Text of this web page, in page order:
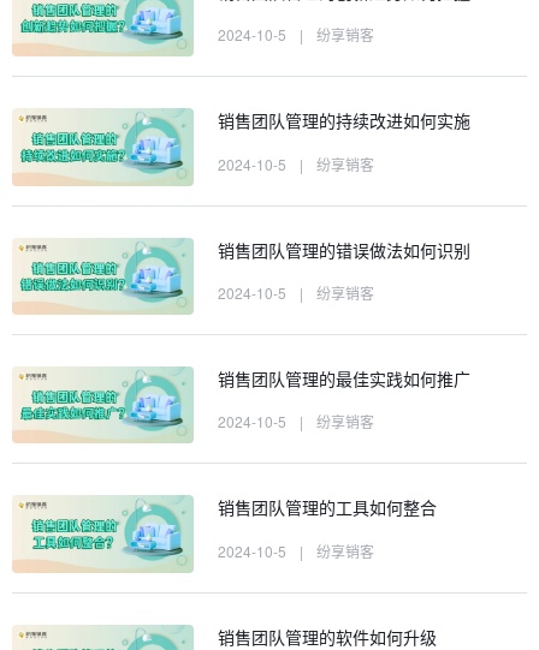
2024-10-5 | 纷享销客
销售团队管理的持续改进如何实施
2024-10-5 | 纷享销客
销售团队管理的错误做法如何识别
2024-10-5 | 纷享销客
销售团队管理的最佳实践如何推广
2024-10-5 | 纷享销客
销售团队管理的工具如何整合
2024-10-5 | 纷享销客
销售团队管理的软件如何升级